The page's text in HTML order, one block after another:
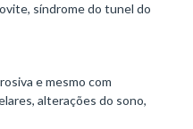
síndrome do tunel do
e mesmo com
alterações do sono,